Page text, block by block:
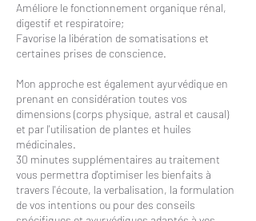
Améliore le fonctionnement organique rénal,
digestif et respiratoire;
Favorise la libération de somatisations et
certaines prises de conscience.
Mon approche est également ayurvédique en
prenant en considération toutes vos
dimensions (corps physique, astral et causal)
et par l'utilisation de plantes et huiles
médicinales.
30 minutes supplémentaires au traitement
vous permettra d'optimiser les bienfaits à
travers l'écoute, la verbalisation, la formulation
de vos intentions ou pour des conseils